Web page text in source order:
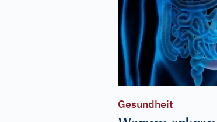
Gesundheit